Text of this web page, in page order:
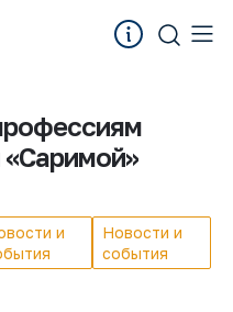
и
Новости и
события